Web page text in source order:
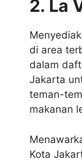
2. La
di area
dalam
Jakarta
teman-
makanan
Kota